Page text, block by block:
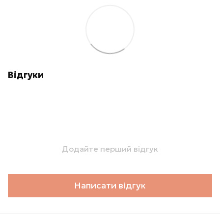
Відгуки
Додайте перший відгук
Написати відгук